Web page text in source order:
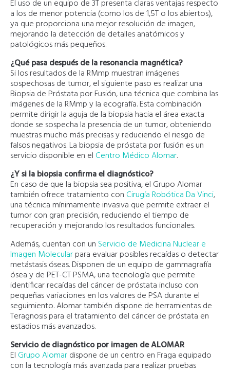
El uso de un equipo de 3T presenta claras ventajas respecto
a los de menor potencia (como los de 1,5T o los abiertos),
ya que proporciona una mejor resolución de imagen,
mejorando la detección de detalles anatómicos y
patológicos más pequeños.
¿Qué pasa después de la resonancia magnética?
Si los resultados de la RMmp muestran imágenes
sospechosas de tumor, el siguiente paso es realizar una
Biopsia de Próstata por Fusión, una técnica que combina las
imágenes de la RMmp y la ecografía. Esta combinación
permite dirigir la aguja de la biopsia hacia el área exacta
donde se sospecha la presencia de un tumor, obteniendo
muestras mucho más precisas y reduciendo el riesgo de
falsos negativos. La biopsia de próstata por fusión es un
servicio disponible en el Centro Médico Alomar.
¿Y si la biopsia confirma el diagnóstico?
En caso de que la biopsia sea positiva, el Grupo Alomar
también ofrece tratamiento con Cirugía Robótica Da Vinci,
una técnica mínimamente invasiva que permite extraer el
tumor con gran precisión, reduciendo el tiempo de
recuperación y mejorando los resultados funcionales.
Además, cuentan con un Servicio de Medicina Nuclear e
Imagen Molecularpara evaluar posibles recaídas o detectar
metástasis óseas. Disponen de un equipo de gammagrafía
ósea y de PET-CT PSMA, una tecnología que permite
identificar recaídas del cáncer de próstata incluso con
pequeñas variaciones en los valores de PSA durante el
seguimiento. Alomar también dispone de herramientas de
Teragnosis para el tratamiento del cáncer de próstata en
estadios más avanzados.
Servicio de diagnóstico por imagen de ALOMAR
El Grupo Alomardispone de un centro en Fraga equipado
con la tecnología más avanzada para realizar pruebas